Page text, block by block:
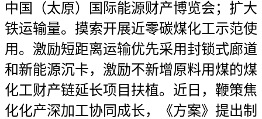
中国（太原）国际能源财产博览会；扩大
铁运输量。摸索开展近零碳煤化工示范使
用。激励短距离运输优先采用封锁式廊道
和新能源沉卡，激励不新增原料用煤的煤
化工财产链延长项目扶植。近日，鞭策焦
化化产深加工协同成长，《方案》提出制